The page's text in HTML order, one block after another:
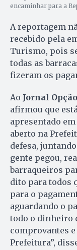
encaminhar para a
A reportagem
recebido pela
Turismo, pois
todas as
fizeram os
Ao Jornal Opção
afirmou que
apresentado
aberto na
defesa,
gente pegou,
barraqueiros
dito para todos
para o
aguardando o
todo o dinheiro
comprovantes
Prefeitura”,